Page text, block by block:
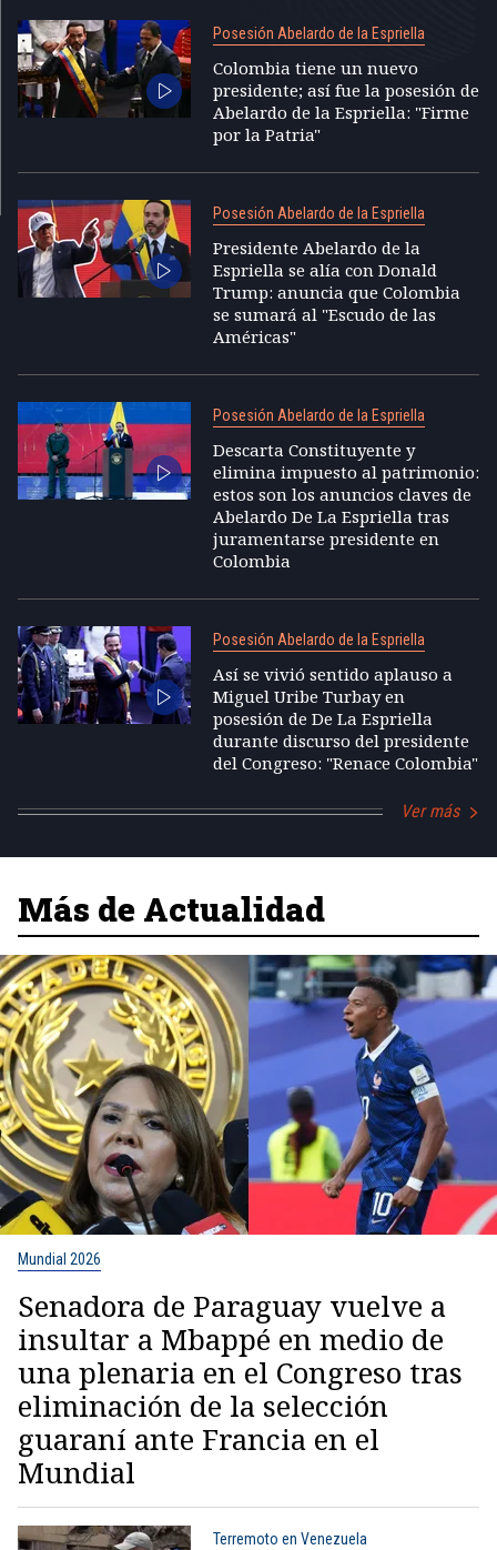
Posesión Abelardo de la Espriella
Colombia tiene un nuevo
presidente; así fue la posesión de
Abelardo de la Espriella: "Firme
por la Patria"
Posesión Abelardo de la Espriella
Presidente Abelardo de la
Espriella se alía con Donald
Trump: anuncia que Colombia
se sumará al "Escudo de las
Américas"
Posesión Abelardo de la Espriella
Descarta Constituyente y
elimina impuesto al patrimonio:
estos son los anuncios claves de
Abelardo De La Espriella tras
juramentarse presidente en
Colombia
Posesión Abelardo de la Espriella
Así se vivió sentido aplauso a
Miguel Uribe Turbay en
posesión de De La Espriella
durante discurso del presidente
del Congreso: "Renace Colombia"
Ver más
Más de Actualidad
Mundial 2026
Senadora de Paraguay vuelve a
insultar a Mbappé en medio de
una plenaria en el Congreso tras
eliminación de la selección
guaraní ante Francia en el
Mundial
Terremoto en Venezuela